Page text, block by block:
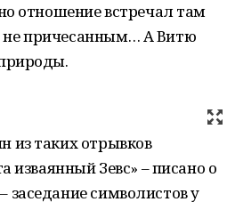
отношение встречал там
не причесанным… А Витю
из таких отрывков
изваянный Зевс» – писано о
заседание символистов у